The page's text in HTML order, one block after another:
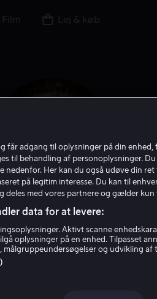
Film Lej & køb
Penn
Skuespiller Gæst
får adgang til oplysninger på din enhed,
til behandling af personoplysninger.
nedenfor. Her kan du også udøve din ret
på legitim interesse. Du kan til
deles med vores partnere og gælder
data for at levere:
Aktivt scanne
oplysninger på en enhed. Tilpasset
og udvikling af